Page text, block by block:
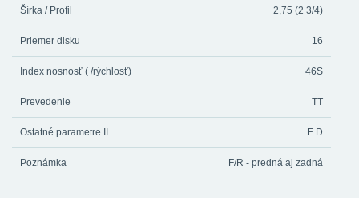
Šírka / Profil 2,75 (2 3/4)
Priemer disku 16
Index nosnosť ( /rýchlosť) 46S
Prevedenie TT
Ostatné parametre II. E D
Poznámka F/R - predná aj zadná